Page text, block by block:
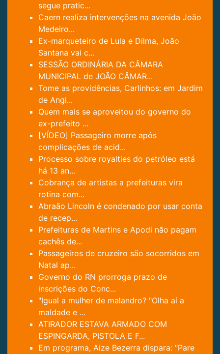
segue pratic...
Caern realiza intervenções na avenida João
Medeiro...
Ex-marqueteiro de Lula e Dilma, João
Santana vai c...
SESSÃO ORDINÁRIA DA CÂMARA
MUNICIPAL de JOÃO CÂMAR...
Tome as providências, Carlinhos: em Jardim
de Angi...
Quem mais se aproveitou do governo do
ex-prefeito ...
[VÍDEO] Passageiro morre após
complicações de acid...
Processo sobre royalties do petróleo está
há 13 an...
Cobrança de artistas a prefeituras vira
rotina com...
Abraão Lincoln é condenado por usar conta
de recep...
Prefeituras de Martins e Apodi não pagam
cachês de...
Passageiros de cruzeiro são socorridos em
Natal ap...
Governo do RN prorroga prazo de
inscrições do Conc...
"Igual a mulher de malandro? "Olha aí a
maldade e ...
ATIRADOR ESTAVA ARMADO COM
ESPINGARDA, PISTOLA E F...
Em programa, Aize Bezerra dispara: “Pare